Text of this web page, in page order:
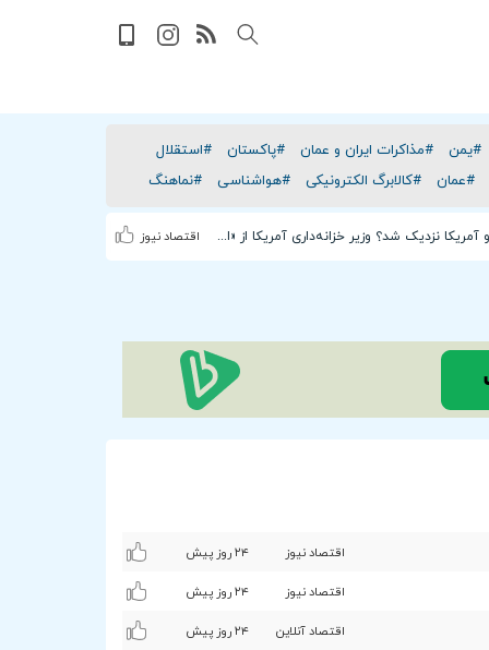
#یمن #مذاکرات ایران و عمان #پاکستان
#استقلال
#عمان #کالابرگ الکترونیکی #هواشناسی #نماهنگ
اقتصاد نیوز توافق ایران و آمریکا نزدیک شد؟ وزیر خزانه‌داری آمریکا از «امروز یا فردا» گفت
اقتصاد نیوز ۲۴ روز پیش
اقتصاد نیوز ۲۴ روز پیش
اقتصاد آنلاین ۲۴ روز پیش